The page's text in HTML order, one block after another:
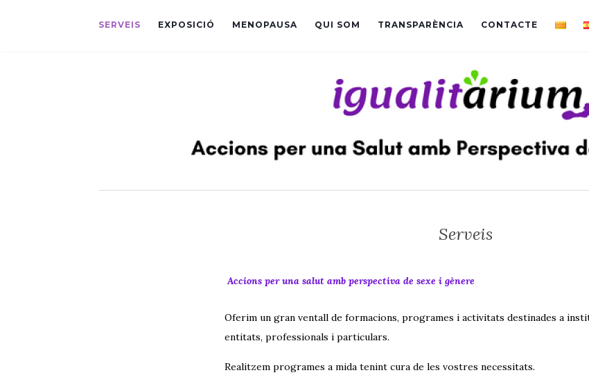
SERVEIS EXPOSICIÓ MENOPAUSA QUI SOM TRANSPARÈNCIA CONTACTE
Serveis
Accions per una salut amb perspectiva de sexe i gènere
Oferim un gran ventall de formacions, programes i activitats destinades a
entitats, professionals i particulars.
Realitzem programes a mida tenint cura de les vostres necessitats.